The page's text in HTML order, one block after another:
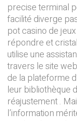
precise terminal
facilité diverge
pot casino de
répondre et
utilise une
travers le site
de la plateforme
leur bibliothèque
réajustement .
l’information